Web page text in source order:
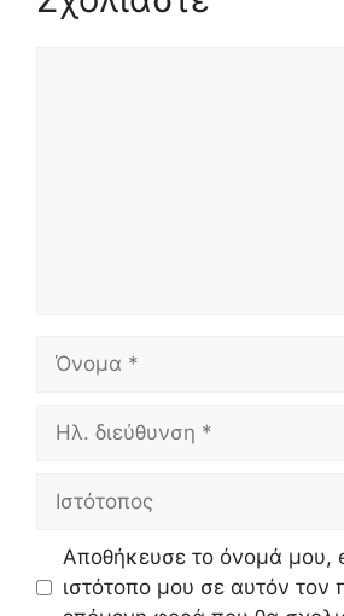
Όνομα
Ηλ.
Ιστότοπος
Αποθήκευσε το όνομά μου,
ιστότοπο μου σε αυτόν τον